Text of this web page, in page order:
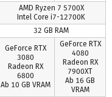
AMD Ryzen 7 5700X
Intel Core i7-12700K
32 GB RAM
GeForce RTX
3080
Radeon RX
6800
Ab 10 GB VRAM
GeForce RTX
4080
Radeon RX
7900XT
Ab 16 GB
VRAM